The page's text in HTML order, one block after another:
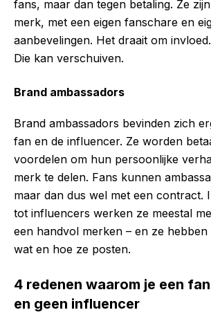
fans, maar dan tegen betaling. Ze
merk, met een eigen fanschare en
aanbevelingen. Het draait om
Die kan verschuiven.
Brand ambassadors
Brand ambassadors bevinden zich
fan en de influencer. Ze worden
voordelen om hun persoonlijke
merk te delen. Fans kunnen
maar dan dus wel met een contract.
tot influencers werken ze meestal
een handvol merken – en ze hebben
wat en hoe ze posten.
4 redenen waarom je een
en geen influencer